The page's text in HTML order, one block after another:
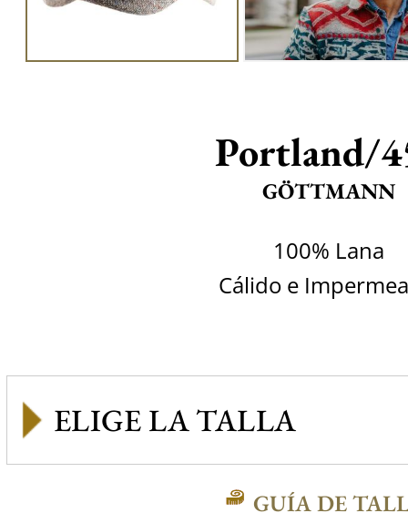
Portland/
GÖTTMANN
100% Lana
Cálido e
GUÍA DE